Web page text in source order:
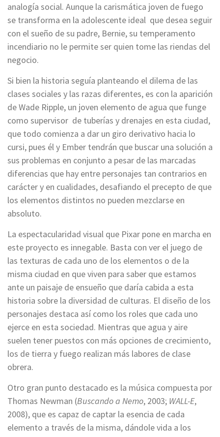
analogía social. Aunque la carismática joven de fuego
se transforma en la adolescente ideal que desea seguir
con el sueño de su padre, Bernie, su temperamento
incendiario no le permite ser quien tome las riendas del
negocio.
Si bien la historia seguía planteando el dilema de las
clases sociales y las razas diferentes, es con la aparición
de Wade Ripple, un joven elemento de agua que funge
como supervisor de tuberías y drenajes en esta ciudad,
que todo comienza a dar un giro derivativo hacia lo
cursi, pues él y Ember tendrán que buscar una solución a
sus problemas en conjunto a pesar de las marcadas
diferencias que hay entre personajes tan contrarios en
carácter y en cualidades, desafiando el precepto de que
los elementos distintos no pueden mezclarse en
absoluto.
La espectacularidad visual que Pixar pone en marcha en
este proyecto es innegable. Basta con ver el juego de
las texturas de cada uno de los elementos o de la
misma ciudad en que viven para saber que estamos
ante un paisaje de ensueño que daría cabida a esta
historia sobre la diversidad de culturas. El diseño de los
personajes destaca así como los roles que cada uno
ejerce en esta sociedad. Mientras que agua y aire
suelen tener puestos con más opciones de crecimiento,
los de tierra y fuego realizan más labores de clase
obrera.
Otro gran punto destacado es la música compuesta por
Thomas Newman (Buscando a Nemo, 2003; WALL-E,
2008), que es capaz de captar la esencia de cada
elemento a través de la misma, dándole vida a los